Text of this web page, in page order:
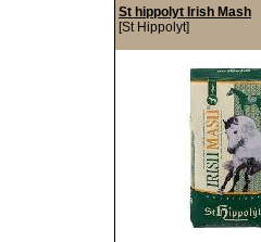
St hippolyt Irish Mash
[St Hippolyt]